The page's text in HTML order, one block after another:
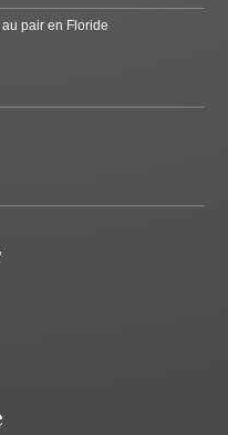
pair en Floride